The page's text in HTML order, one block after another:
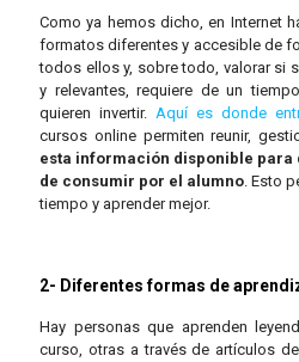
Como ya hemos dicho, en Internet
formatos diferentes y accesible de
todos ellos y, sobre todo, valorar si
y relevantes, requiere de un
quieren invertir. Aquí es donde
cursos online permiten reunir,
esta información disponible para
de consumir por el alumno. Esto
tiempo y aprender mejor.
2- Diferentes formas de
Hay personas que aprenden
curso, otras a través de artículos